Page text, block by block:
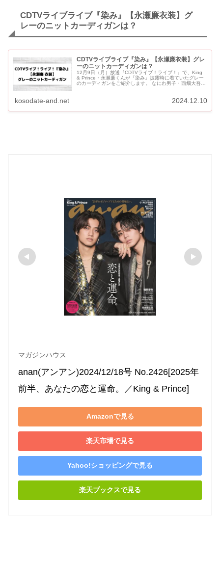
CDTVライブライブ『染み』【永瀬廉衣装】グ
レーのニットカーディガンは？
CDTVライブライブ『染み』【永瀬廉衣装】グレ
ーのニットカーディガンは？
12月9日（月）放送『CDTVライブ！ライブ！』で、King
& Prince・永瀬廉くんが『染み』披露時に着ていたグレー
のカーディガンをご紹介します。 なにわ男子・西畑大吾く
kosodate-and.net 2024.12.10
マガジンハウス
anan(アンアン)2024/12/18号 No.2426[2025年
前半、あなたの恋と運命。／King & Prince]
Amazonで見る
楽天市場で見る
Yahoo!ショッピングで見る
楽天ブックスで見る